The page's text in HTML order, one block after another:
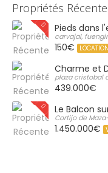
Propriétés
Pieds dans
carvajal,
150€
Charme et
plaza cristobal
439.000€
Le Balcon
Cortijo de
1.450.000€